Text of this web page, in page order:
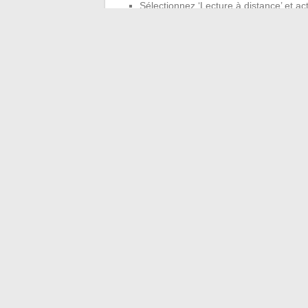
Sélectionnez ‘Lecture à distance’ et